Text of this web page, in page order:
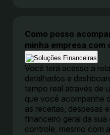
Como posso
minha empresa com
Você terá acesso a
detalhados e
tempo real através de
que você acompanhe
as receitas, despesas
financeiro geral da sua
controle, mesmo com